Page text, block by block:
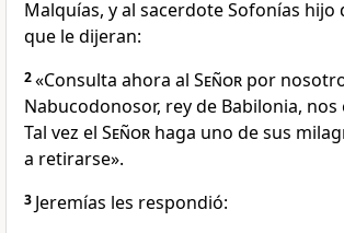
Malquías, y al sacerdote Sofonías hijo
que le dijeran:
2«Consulta ahora al Señor por
Nabucodonosor, rey de Babilonia, nos
Tal vez el Señor haga uno de sus
a retirarse».
3 Jeremías les respondió: